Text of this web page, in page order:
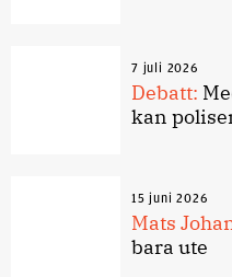
7 juli 2026
Debatt:
kan
15 juni 2026
Mats
bara ute